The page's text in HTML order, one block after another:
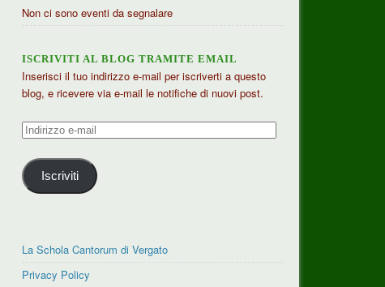
Non ci sono eventi da segnalare
ISCRIVITI AL BLOG TRAMITE EMAIL
Inserisci il tuo indirizzo e-mail per iscriverti a questo
blog, e ricevere via e-mail le notifiche di nuovi post.
Indirizzo
mail
Iscriviti
La Schola Cantorum di Vergato
Privacy Policy